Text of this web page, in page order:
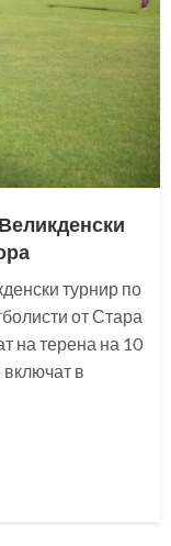
турнир по
от Стара
на терена на 10
в